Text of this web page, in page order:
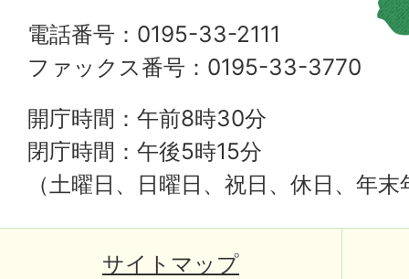
電話番号：0195-33-2111
ファックス番号：0195-33-3770
開庁時間：午前8時30分
閉庁時間：午後5時15分
（土曜日、日曜日、祝日、休日、年
サイトマップ